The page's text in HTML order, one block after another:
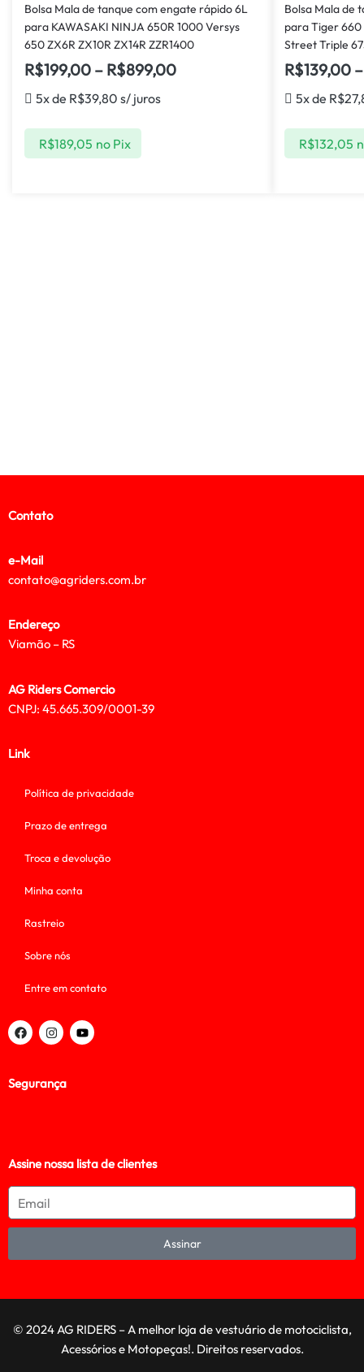
Bolsa Mala de tanque com engate rápido 6L
para KAWASAKI NINJA 650R 1000 Versys
650 ZX6R ZX10R ZX14R ZZR1400
R$199,00 – R$899,00
5x de R$39,80 s/ juros
R$189,05 no Pix
Bolsa Mala de
para Tiger
Street Triple
R$139,00 –
5x de R$
R$132,05
Contato
e-Mail
contato@agriders.com.br
Endereço
Viamão – RS
AG Riders Comercio
CNPJ: 45.665.309/0001-39
Link
Política de privacidade
Prazo de entrega
Troca e devolução
Minha conta
Rastreio
Sobre nós
Entre em contato
Segurança
Assine nossa lista de clientes
Assinar
© 2024 AG RIDERS – A melhor loja de vestuário de motociclista,
Acessórios e Motopeças!. Direitos reservados.